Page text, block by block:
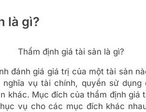
là gì?
Thẩm định giá tài sản là gì?
đánh giá giá trị của một tài sản
nghĩa vụ tài chính, quyền sử
khác. Mục đích của thẩm định giá
vụ cho các mục đích khác